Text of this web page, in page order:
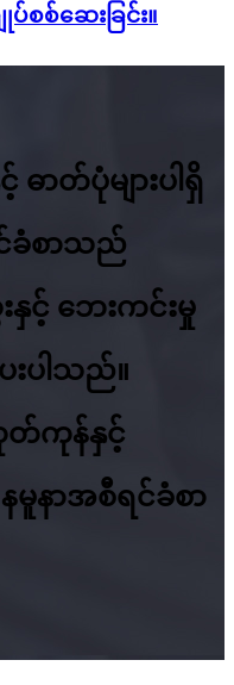
စ်ဆေးခြင်း။
ဓာတ်ပုံများပါရှိ
ခံစာသည်
င့် ဘေးကင်းမှု
ပါသည်။
တ်ကုန်နှင့်
နာအစီရင်ခံစာ